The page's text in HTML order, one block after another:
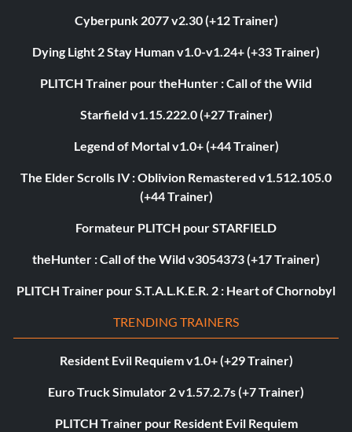
Cyberpunk 2077 v2.30 (+12 Trainer)
Dying Light 2 Stay Human v1.0-v1.24+ (+33 Trainer)
PLITCH Trainer pour theHunter : Call of the Wild
Starfield v1.15.222.0 (+27 Trainer)
Legend of Mortal v1.0+ (+44 Trainer)
The Elder Scrolls IV : Oblivion Remastered v1.512.105.0
(+44 Trainer)
Formateur PLITCH pour STARFIELD
theHunter : Call of the Wild v3054373 (+17 Trainer)
PLITCH Trainer pour S.T.A.L.K.E.R. 2 : Heart of Chornobyl
TRENDING TRAINERS
Resident Evil Requiem v1.0+ (+29 Trainer)
Euro Truck Simulator 2 v1.57.2.7s (+7 Trainer)
PLITCH Trainer pour Resident Evil Requiem